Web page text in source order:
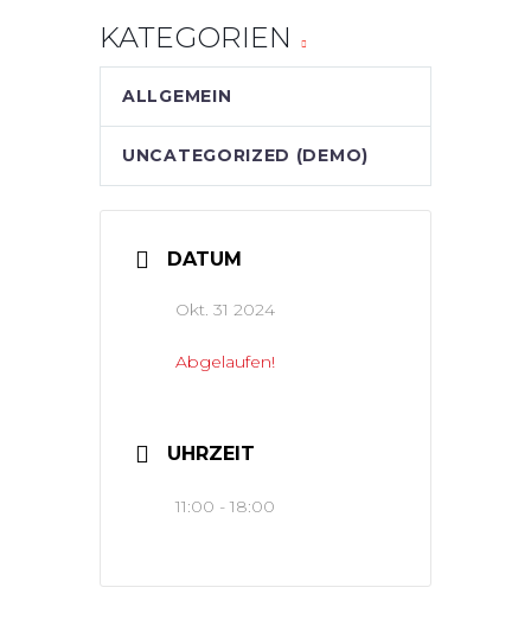
KATEGORIEN
ALLGEMEIN
UNCATEGORIZED (DEMO)
DATUM
Okt. 31 2024
Abgelaufen!
UHRZEIT
11:00 - 18:00